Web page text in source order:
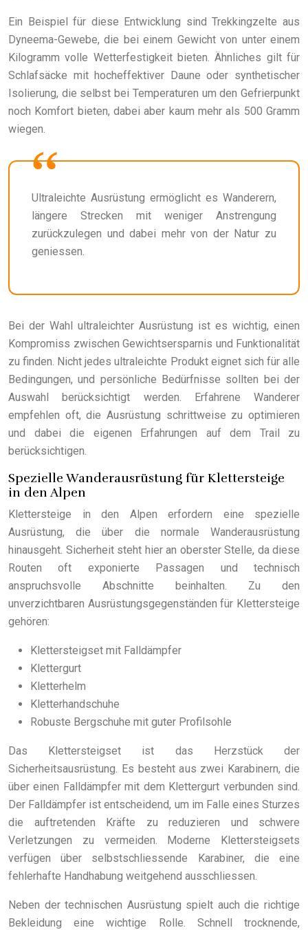
Ein Beispiel für diese Entwicklung sind Trekkingzelte aus
Dyneema-Gewebe, die bei einem Gewicht von unter einem
Kilogramm volle Wetterfestigkeit bieten. Ähnliches gilt für
Schlafsäcke mit hocheffektiver Daune oder synthetischer
Isolierung, die selbst bei Temperaturen um den Gefrierpunkt
noch Komfort bieten, dabei aber kaum mehr als 500 Gramm
wiegen.
Ultraleichte Ausrüstung ermöglicht es Wanderern,
längere Strecken mit weniger Anstrengung
zurückzulegen und dabei mehr von der Natur zu
geniessen.
Bei der Wahl ultraleichter Ausrüstung ist es wichtig, einen
Kompromiss zwischen Gewichtsersparnis und Funktionalität
zu finden. Nicht jedes ultraleichte Produkt eignet sich für alle
Bedingungen, und persönliche Bedürfnisse sollten bei der
Auswahl berücksichtigt werden. Erfahrene Wanderer
empfehlen oft, die Ausrüstung schrittweise zu optimieren
und dabei die eigenen Erfahrungen auf dem Trail zu
berücksichtigen.
Spezielle Wanderausrüstung für Klettersteige
in den Alpen
Klettersteige in den Alpen erfordern eine spezielle
Ausrüstung, die über die normale Wanderausrüstung
hinausgeht. Sicherheit steht hier an oberster Stelle, da diese
Routen oft exponierte Passagen und technisch
anspruchsvolle Abschnitte beinhalten. Zu den
unverzichtbaren Ausrüstungsgegenständen für Klettersteige
gehören:
Klettersteigset mit Falldämpfer
Klettergurt
Kletterhelm
Kletterhandschuhe
Robuste Bergschuhe mit guter Profilsohle
Das Klettersteigset ist das Herzstück der
Sicherheitsausrüstung. Es besteht aus zwei Karabinern, die
über einen Falldämpfer mit dem Klettergurt verbunden sind.
Der Falldämpfer ist entscheidend, um im Falle eines Sturzes
die auftretenden Kräfte zu reduzieren und schwere
Verletzungen zu vermeiden. Moderne Klettersteigsets
verfügen über selbstschliessende Karabiner, die eine
fehlerhafte Handhabung weitgehend ausschliessen.
Neben der technischen Ausrüstung spielt auch die richtige
Bekleidung eine wichtige Rolle. Schnell trocknende,